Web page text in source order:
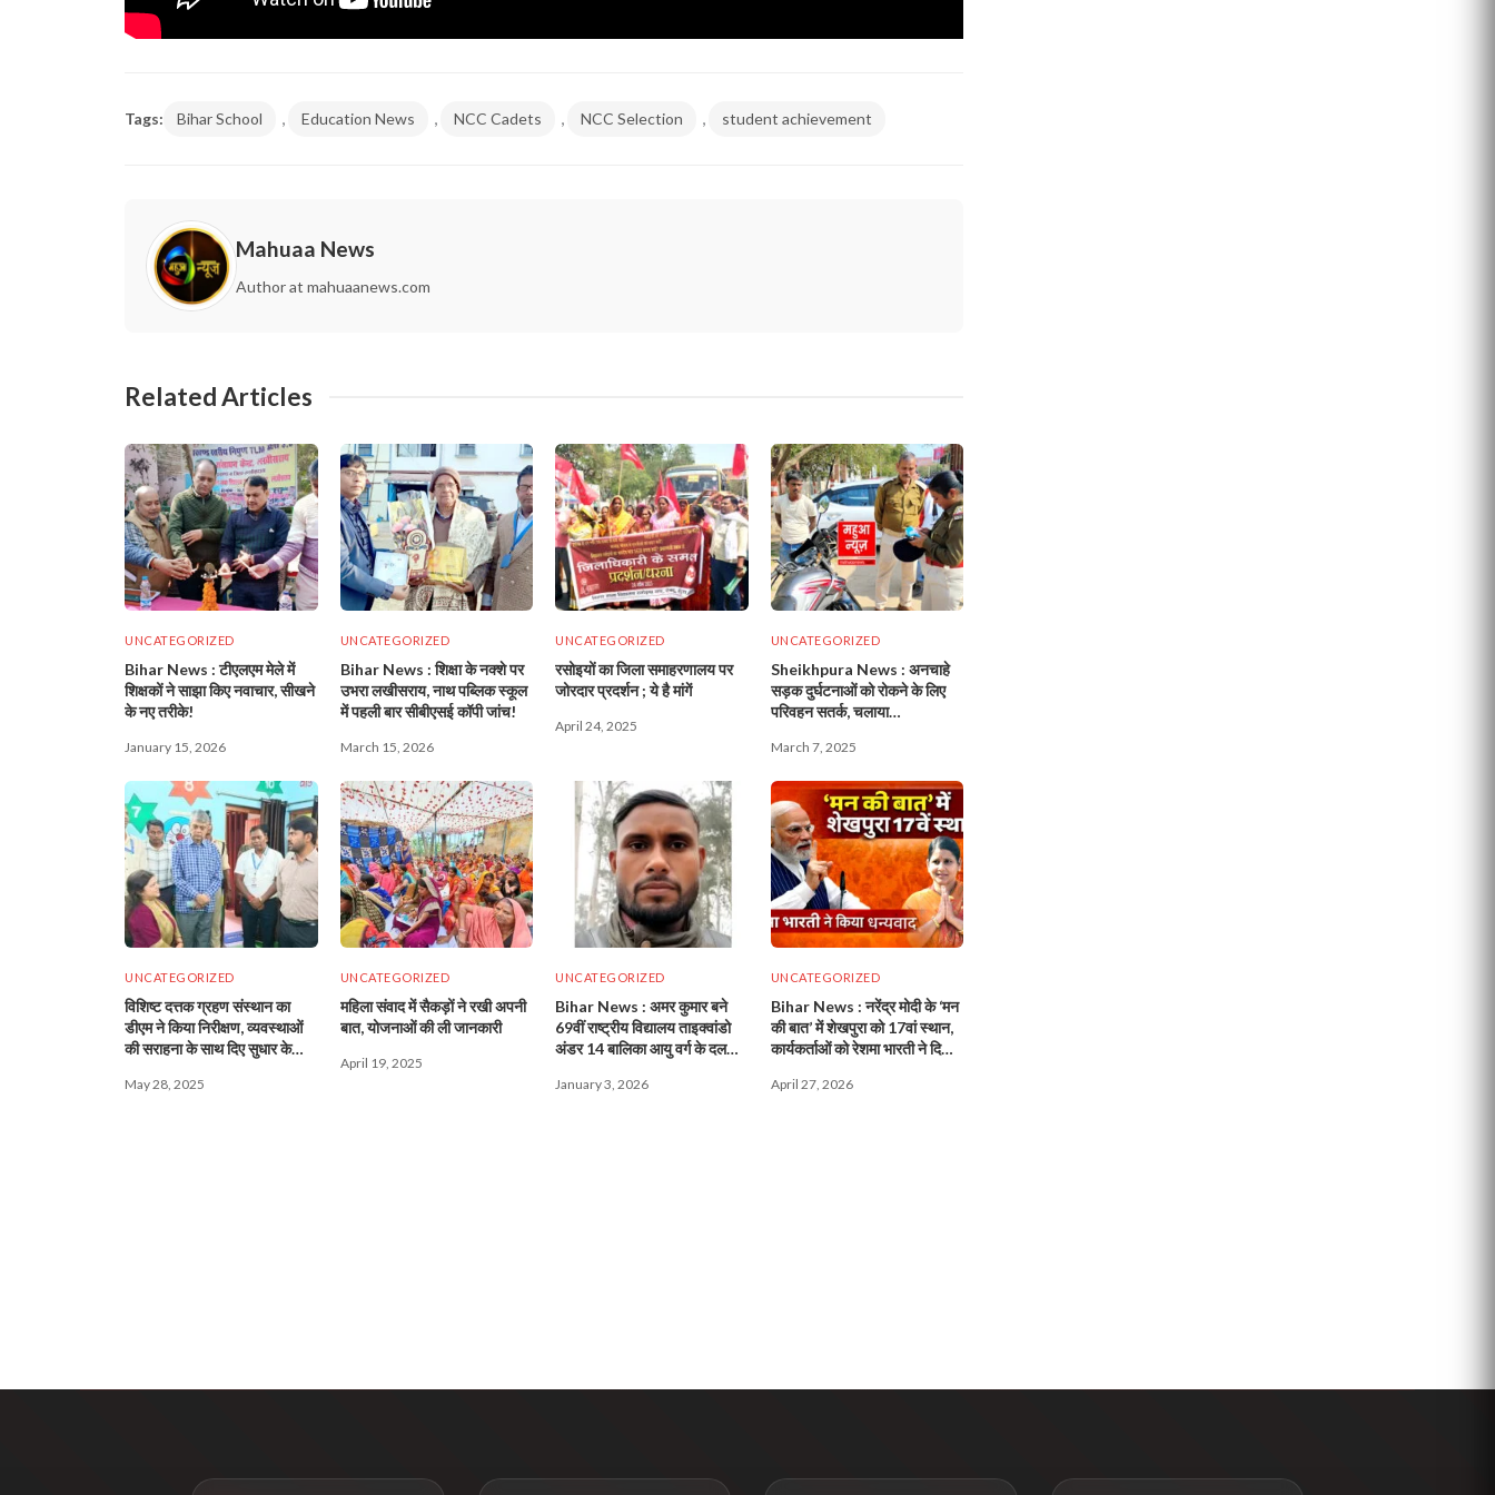
Tags: Bihar School , Education News , NCC Cadets , NCC Selection , student achievement
Mahuaa News
Author at mahuaanews.com
Related Articles
UNCATEGORIZED
Bihar News : टीएलएम मेले में
शिक्षकों ने साझा किए नवाचार, सीखने
के नए तरीके!
January 15, 2026
UNCATEGORIZED
Bihar News : शिक्षा के नक्शे पर
उभरा लखीसराय, नाथ पब्लिक स्कूल
में पहली बार सीबीएसई कॉपी जांच!
March 15, 2026
UNCATEGORIZED
रसोइयों का जिला समाहरणालय पर
जोरदार प्रदर्शन ; ये है मांगें
April 24, 2025
UNCATEGORIZED
Sheikhpura News : अनचाहे
सड़क दुर्घटनाओं को रोकने के लिए
परिवहन सतर्क, चलाया
March 7, 2025
UNCATEGORIZED
विशिष्ट दत्तक ग्रहण संस्थान का
डीएम ने किया निरीक्षण, व्यवस्थाओं
की सराहना के साथ दिए सुधार के
May 28, 2025
UNCATEGORIZED
महिला संवाद में सैकड़ों ने रखी अपनी
बात, योजनाओं की ली जानकारी
April 19, 2025
UNCATEGORIZED
Bihar News : अमर कुमार बने
69वीं राष्ट्रीय विद्यालय ताइक्वांडो
अंडर 14 बालिका आयु वर्ग के दल
January 3, 2026
UNCATEGORIZED
Bihar News : नरेंद्र मोदी के ‘मन
की बात’ में शेखपुरा को 17वां स्थान,
कार्यकर्ताओं को रेशमा भारती ने दिया
April 27, 2026